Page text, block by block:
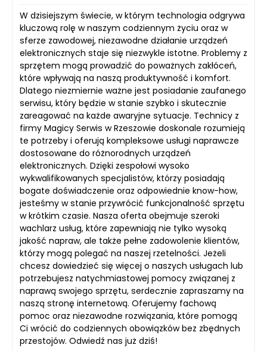
W dzisiejszym świecie, w którym technologia odgrywa
kluczową rolę w naszym codziennym życiu oraz w
sferze zawodowej, niezawodne działanie urządzeń
elektronicznych staje się niezwykle istotne. Problemy z
sprzętem mogą prowadzić do poważnych zakłóceń,
które wpływają na naszą produktywność i komfort.
Dlatego niezmiernie ważne jest posiadanie zaufanego
serwisu, który będzie w stanie szybko i skutecznie
zareagować na każde awaryjne sytuacje. Technicy z
firmy Magicy Serwis w Rzeszowie doskonale rozumieją
te potrzeby i oferują kompleksowe usługi naprawcze
dostosowane do różnorodnych urządzeń
elektronicznych. Dzięki zespołowi wysoko
wykwalifikowanych specjalistów, którzy posiadają
bogate doświadczenie oraz odpowiednie know-how,
jesteśmy w stanie przywrócić funkcjonalność sprzętu
w krótkim czasie. Nasza oferta obejmuje szeroki
wachlarz usług, które zapewniają nie tylko wysoką
jakość napraw, ale także pełne zadowolenie klientów,
którzy mogą polegać na naszej rzetelności. Jeżeli
chcesz dowiedzieć się więcej o naszych usługach lub
potrzebujesz natychmiastowej pomocy związanej z
naprawą swojego sprzętu, serdecznie zapraszamy na
naszą stronę internetową. Oferujemy fachową
pomoc oraz niezawodne rozwiązania, które pomogą
Ci wrócić do codziennych obowiązków bez zbędnych
przestojów. Odwiedź nas już dziś!